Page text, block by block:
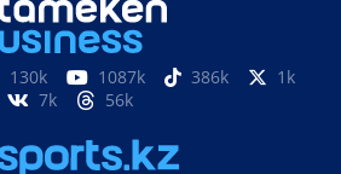
130k 1087k 386k
1k
7k
56k